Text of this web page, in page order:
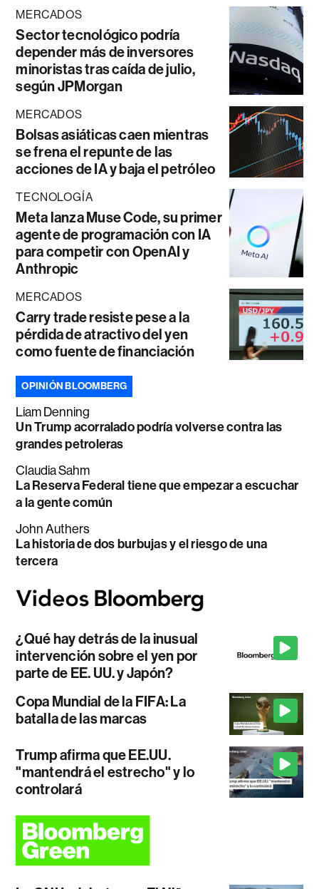
MERCADOS
Sector tecnológico podría
depender más de inversores
minoristas tras caída de julio,
según JPMorgan
MERCADOS
Bolsas asiáticas caen mientras
se frena el repunte de las
acciones de IA y baja el petróleo
TECNOLOGÍA
Meta lanza Muse Code, su primer
agente de programación con IA
para competir con OpenAI y
Anthropic
MERCADOS
Carry trade resiste pese a la
pérdida de atractivo del yen
como fuente de financiación
OPINIÓN BLOOMBERG
Liam Denning
Un Trump acorralado podría volverse contra las
grandes petroleras
Claudia Sahm
La Reserva Federal tiene que empezar a escuchar
a la gente común
John Authers
La historia de dos burbujas y el riesgo de una
tercera
¿Qué hay detrás de la inusual
intervención sobre el yen por
parte de EE. UU. y Japón?
Copa Mundial de la FIFA: La
batalla de las marcas
Trump afirma que EE.UU.
"mantendrá el estrecho" y lo
controlará